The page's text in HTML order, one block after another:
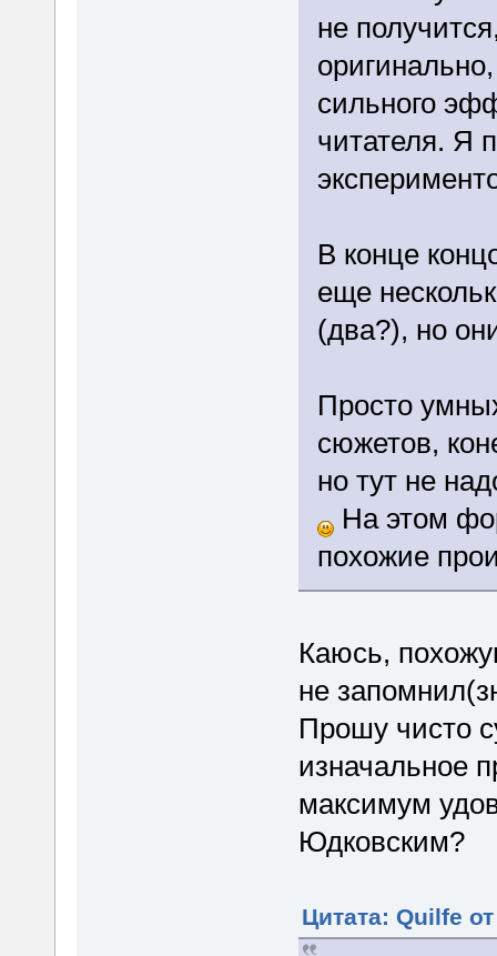
не
сильного
читателя. Я
В конце
еще
(два?), но
Просто
сюжетов,
но тут не
На этом
похожие
Каюсь,
не
Прошу чисто
изначальное
максимум
Юдковским?
Цитата: Quilfe